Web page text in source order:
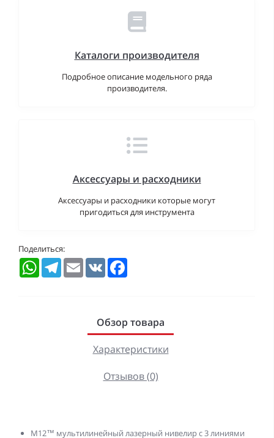
Каталоги производителя
Подробное описание модельного ряда
производителя.
Аксессуары и расходники
Аксессуары и расходники которые могут
пригодиться для инструмента
Поделиться:
WhatsAppTelegramEmail VK
Обзор товара
Характеристики
Отзывов (0)
M12™ мультилинейный лазерный нивелир с 3 линиями